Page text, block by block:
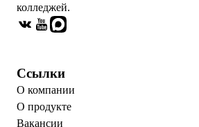
колледжей.
Ссылки
О компании
О продукте
Вакансии